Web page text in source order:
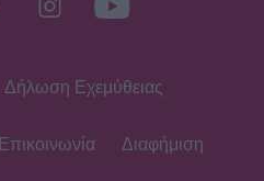
Δήλωση Εχεμύθειας
Επικοινωνία Διαφήμιση